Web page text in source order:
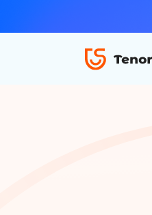
iOS
비밀
탈옥
간단